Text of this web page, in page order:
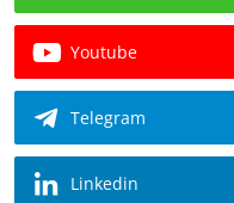
Youtube
Telegram
Linkedin